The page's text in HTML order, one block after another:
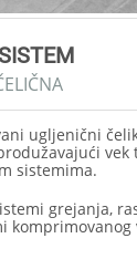
ugljenični
sistemima.
grejanja,